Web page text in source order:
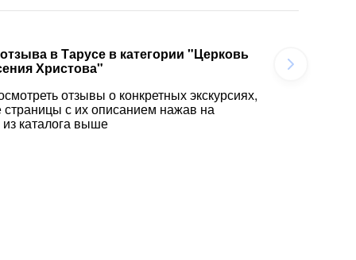
в Тарусе в категории "Церковь
Христова"
отзывы о конкретных экскурсиях,
страницы с их описанием нажав на
из каталога выше